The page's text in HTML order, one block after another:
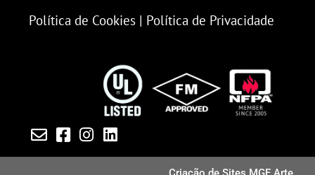
Política de Cookies | Política de Privacidade